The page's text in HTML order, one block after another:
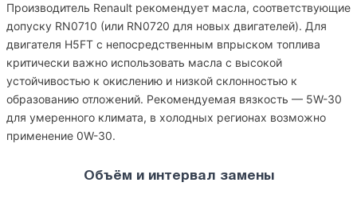
Производитель Renault рекомендует масла, соответствующие
допуску RN0710 (или RN0720 для новых двигателей). Для
двигателя H5FT с непосредственным впрыском топлива
критически важно использовать масла с высокой
устойчивостью к окислению и низкой склонностью к
образованию отложений. Рекомендуемая вязкость — 5W-30
для умеренного климата, в холодных регионах возможно
применение 0W-30.
Объём и интервал замены